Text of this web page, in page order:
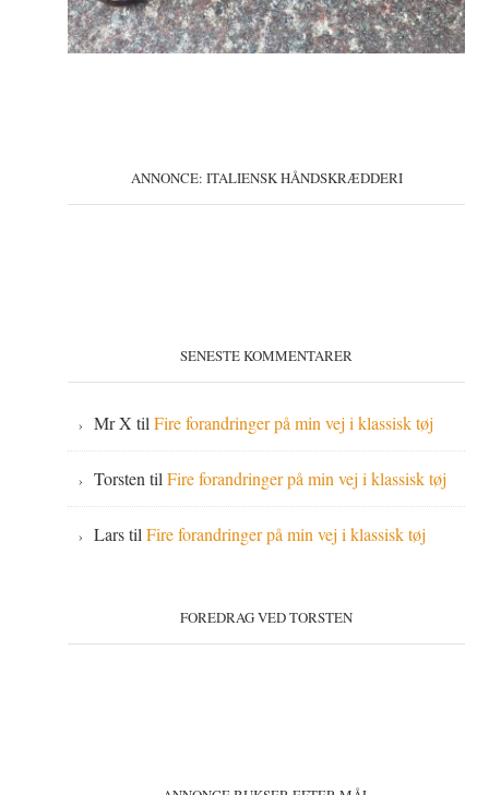
ANNONCE: ITALIENSK HÅNDSKRÆDDERI
SENESTE KOMMENTARER
Mr X tilFire forandringer på min vej i klassisk tøj
TorstentilFire forandringer på min vej i klassisk tøj
LarstilFire forandringer på min vej i klassisk tøj
FOREDRAG VED TORSTEN